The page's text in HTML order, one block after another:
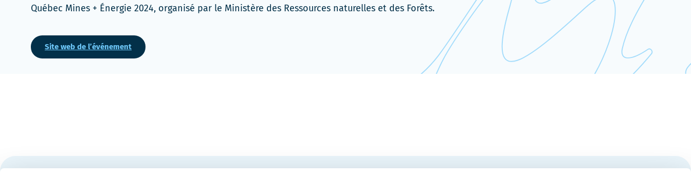
Québec Mines + Énergie 2024, organisé par le Ministère des Ressources naturelles et des Forêts.
Site web de l’événement